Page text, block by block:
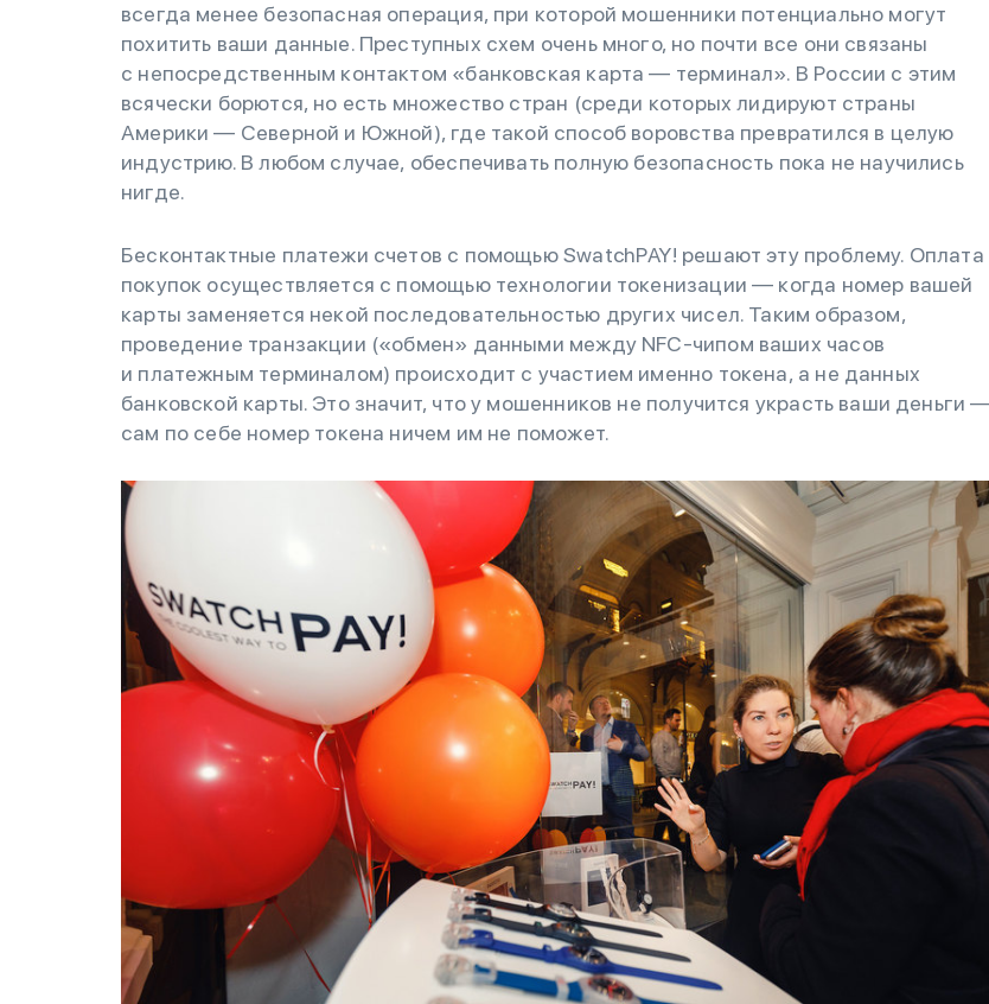
всегда менее безопасная операция, при которой мошенники потенциально могут
похитить ваши данные. Преступных схем очень много, но почти все они связаны
с непосредственным контактом «банковская карта — терминал». В России с этим
всячески борются, но есть множество стран (среди которых лидируют страны
Америки — Северной и Южной), где такой способ воровства превратился в целую
индустрию. В любом случае, обеспечивать полную безопасность пока не научились
нигде.
Бесконтактные платежи счетов с помощью SwatchРAY! решают эту проблему. Оплата
покупок осуществляется с помощью технологии токенизации — когда номер вашей
карты заменяется некой последовательностью других чисел. Таким образом,
проведение транзакции («обмен» данными между NFC-чипом ваших часов
и платежным терминалом) происходит с участием именно токена, а не данных
банковской карты. Это значит, что у мошенников не получится украсть ваши деньги
сам по себе номер токена ничем им не поможет.